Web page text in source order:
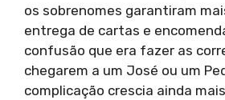
os sobrenomes garantiram
entrega de cartas e
confusão que era fazer as
chegarem a um José ou um
complicação crescia ainda